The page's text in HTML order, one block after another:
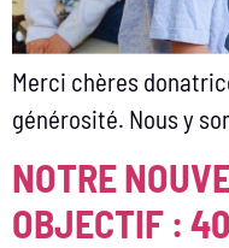
Merci chères
générosité. Nous y
NOTRE
OBJECTIF :